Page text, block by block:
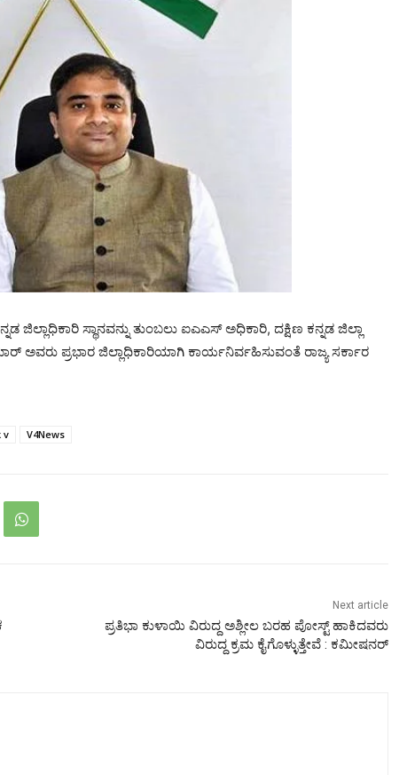
ಜಿಲ್ಲಾಧಿಕಾರಿ ಸ್ಥಾನವನ್ನು ತುಂಬಲು ಐಎಎಸ್ ಅಧಿಕಾರಿ, ದಕ್ಷಿಣ ಕನ್ನಡ ಜಿಲ್ಲಾ
ಪ್ರಭಾರ ಜಿಲ್ಲಾಧಿಕಾರಿಯಾಗಿ ಕಾರ್ಯನಿರ್ವಹಿಸುವಂತೆ ರಾಜ್ಯ ಸರ್ಕಾರ
v V4News
Next article
ಪ್ರತಿಭಾ ಕುಳಾಯಿ ವಿರುದ್ದ ಅಶ್ಲೀಲ ಬರಹ ಪೋಸ್ಟ್ ಹಾಕಿದವರು
ವಿರುದ್ದ ಕ್ರಮ ಕೈಗೊಳ್ಳುತ್ತೇವೆ : ಕಮೀಷನರ್